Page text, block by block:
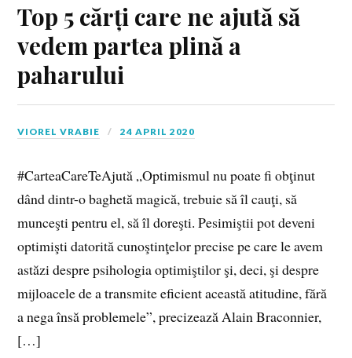
Top 5 cărți care ne ajută să
vedem partea plină a
paharului
VIOREL VRABIE 24 APRIL 2020
#CarteaCareTeAjută „Optimismul nu poate fi obţinut
dând dintr-o baghetă magică, trebuie să îl cauţi, să
munceşti pentru el, să îl doreşti. Pesimiştii pot deveni
optimişti datorită cunoştinţelor precise pe care le avem
astăzi despre psihologia optimiştilor şi, deci, şi despre
mijloacele de a transmite eficient această atitudine, fără
a nega însă problemele”, precizează Alain Braconnier,
[…]